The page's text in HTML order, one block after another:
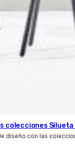
colecciones Silueta
diseño con las